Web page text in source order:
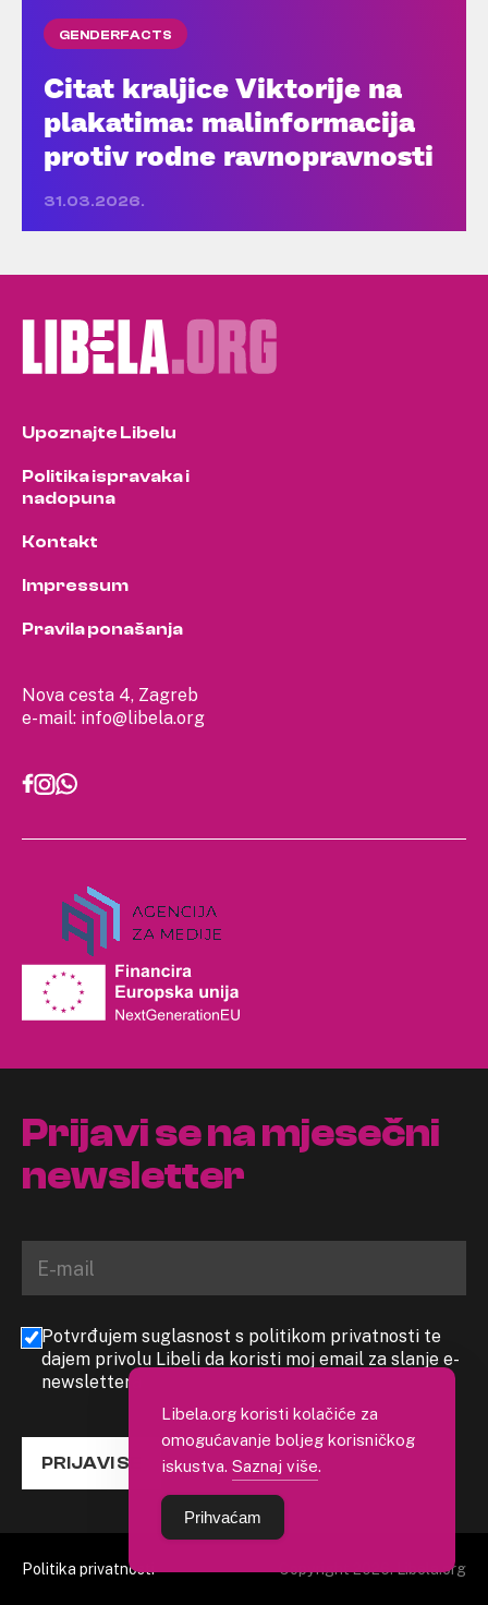
GENDERFACTS
Citat kraljice Viktorije na
plakatima: malinformacija
protiv rodne ravnopravnosti
31.03.2026.
Nova cesta 4, Zagreb
e-mail: info@libela.org
Upoznajte Libelu
Politika ispravaka i
nadopuna
Kontakt
Impressum
Pravila ponašanja
Prijavi se na mjesečni
newsletter
Potvrđujem suglasnost s politikom privatnosti te
dajem privolu Libeli da koristi moj email za slanje e-
newslettera
PRIJAVI SE
Politika privatnosti Copyright 2026. Libela.org
Libela.org koristi kolačiće za
omogućavanje boljeg korisničkog
iskustva. Saznaj više.
Prihvaćam